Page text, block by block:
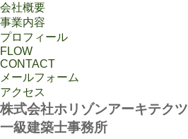
会社概要
事業内容
プロフィール
FLOW
CONTACT
メールフォーム
アクセス
株式会社ホリゾンアーキテクツ
一級建築士事務所